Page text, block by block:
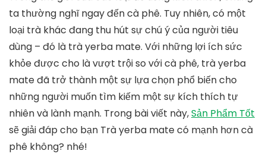
ta thường nghĩ ngay đến cà phê. Tuy nhiên, có một
loại trà khác đang thu hút sự chú ý của người tiêu
dùng – đó là trà yerba mate. Với những lợi ích sức
khỏe được cho là vượt trội so với cà phê, trà yerba
mate đã trở thành một sự lựa chọn phổ biến cho
những người muốn tìm kiếm một sự kích thích tự
nhiên và lành mạnh. Trong bài viết này,Sản Phẩm Tốt
sẽ giải đáp cho bạn Trà yerba mate có mạnh hơn cà
phê không? nhé!